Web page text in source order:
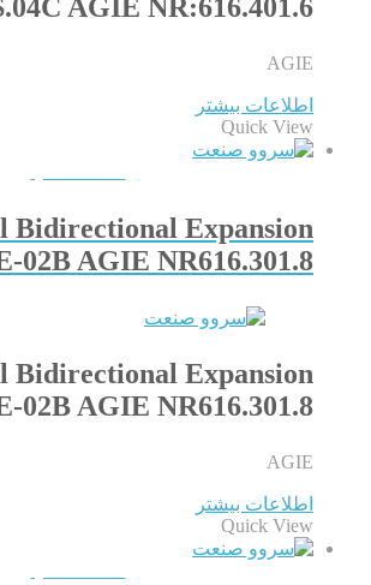
AGIE NR:616.401.6
AGIE
اطلاعات بیشتر
Quick View
Bidirectional Expansion
02B AGIE NR616.301.8
Bidirectional Expansion
02B AGIE NR616.301.8
AGIE
اطلاعات بیشتر
Quick View